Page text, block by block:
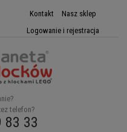
Kontakt
Nasz sklep
Logowanie i rejestracja
telefon?
83 33